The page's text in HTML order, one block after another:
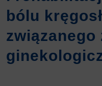
bólu
związanego